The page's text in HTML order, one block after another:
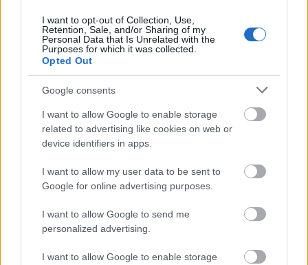
I want to opt-out of Collection, Use,
Retention, Sale, and/or Sharing of my
Personal Data that Is Unrelated with the
Purposes for which it was collected.
Opted Out
Google consents
I want to allow Google to enable storage
related to advertising like cookies on web or
device identifiers in apps.
I want to allow my user data to be sent to
Google for online advertising purposes.
I want to allow Google to send me
personalized advertising.
I want to allow Google to enable storage
data-instgrm-
permalink="https://www.instagram.com/p/
utm_source=ig_embed_loading" data-instgrm-
version="12"style=" background:#FFF; border:0;
border-radius:3px; box-shadow:0 0 1px 0
rgba(0,0,0,0.5),0 1px 10px 0 rgba(0,0,0,0.15); margin:
1px; max-width:540px; min-width:326px; padding:0;
width:99.375%; width:-webkit-calc(100% - 2px);
width:calc(100% - 2px);">A bejegyzés megtekintése
az Instagramon
The Weeknd Spotted with
@bellahadid enjoying Ice Cream in New York
#theweeknd #xo #bellahadid #paparazzi
The
Weeknd(@thnweeknd) által megosztott bejegyzés,
Szept 12., 2018, időpont: 1:37 (PDT időzóna szerint)